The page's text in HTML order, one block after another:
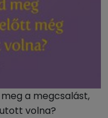
a megcsalást,
volna?